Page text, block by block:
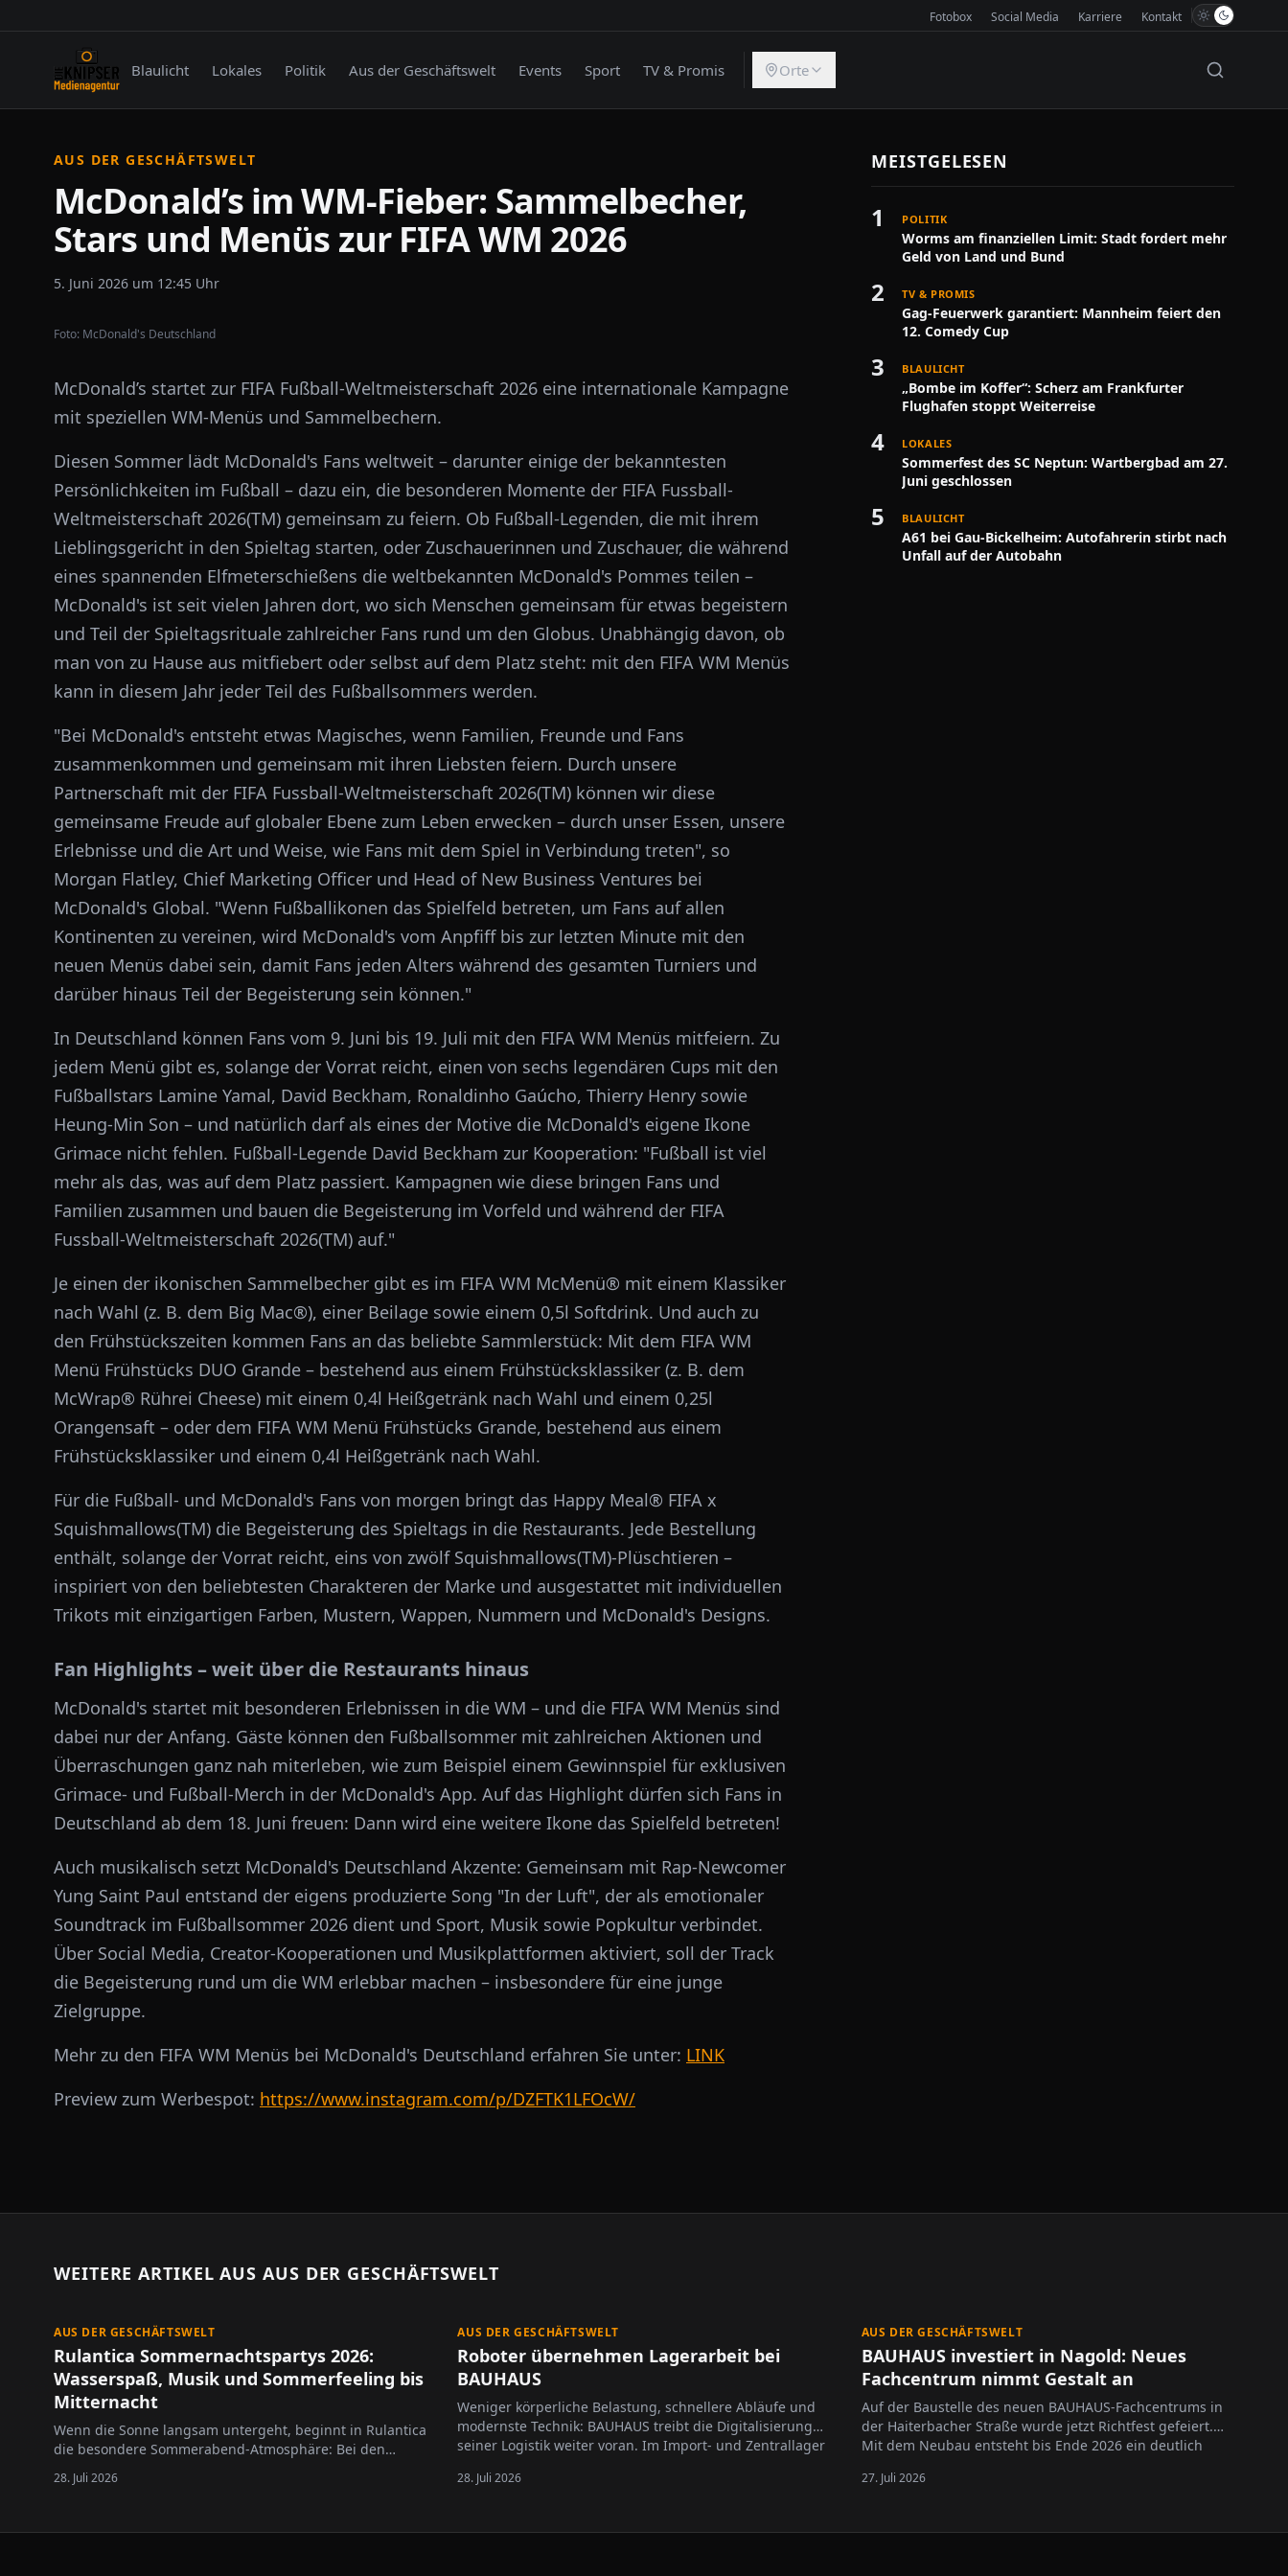
Fotobox Social Media Karriere Kontakt
Blaulicht Lokales Politik Aus der Geschäftswelt Events Sport TV & Promis Orte
AUS DER GESCHÄFTSWELT
McDonald’s im WM-Fieber: Sammelbecher,
Stars und Menüs zur FIFA WM 2026
5. Juni 2026 um 12:45 Uhr
Foto: McDonald's Deutschland
McDonald’s startet zur FIFA Fußball-Weltmeisterschaft 2026 eine internationale Kampagne
mit speziellen WM-Menüs und Sammelbechern.
Diesen Sommer lädt McDonald's Fans weltweit – darunter einige der bekanntesten
Persönlichkeiten im Fußball – dazu ein, die besonderen Momente der FIFA Fussball-
Weltmeisterschaft 2026(TM) gemeinsam zu feiern. Ob Fußball-Legenden, die mit ihrem
Lieblingsgericht in den Spieltag starten, oder Zuschauerinnen und Zuschauer, die während
eines spannenden Elfmeterschießens die weltbekannten McDonald's Pommes teilen –
McDonald's ist seit vielen Jahren dort, wo sich Menschen gemeinsam für etwas begeistern
und Teil der Spieltagsrituale zahlreicher Fans rund um den Globus. Unabhängig davon, ob
man von zu Hause aus mitfiebert oder selbst auf dem Platz steht: mit den FIFA WM Menüs
kann in diesem Jahr jeder Teil des Fußballsommers werden.
"Bei McDonald's entsteht etwas Magisches, wenn Familien, Freunde und Fans
zusammenkommen und gemeinsam mit ihren Liebsten feiern. Durch unsere
Partnerschaft mit der FIFA Fussball-Weltmeisterschaft 2026(TM) können wir diese
gemeinsame Freude auf globaler Ebene zum Leben erwecken – durch unser Essen, unsere
Erlebnisse und die Art und Weise, wie Fans mit dem Spiel in Verbindung treten", so
Morgan Flatley, Chief Marketing Officer und Head of New Business Ventures bei
McDonald's Global. "Wenn Fußballikonen das Spielfeld betreten, um Fans auf allen
Kontinenten zu vereinen, wird McDonald's vom Anpfiff bis zur letzten Minute mit den
neuen Menüs dabei sein, damit Fans jeden Alters während des gesamten Turniers und
darüber hinaus Teil der Begeisterung sein können."
In Deutschland können Fans vom 9. Juni bis 19. Juli mit den FIFA WM Menüs mitfeiern. Zu
jedem Menü gibt es, solange der Vorrat reicht, einen von sechs legendären Cups mit den
Fußballstars Lamine Yamal, David Beckham, Ronaldinho Gaúcho, Thierry Henry sowie
Heung-Min Son – und natürlich darf als eines der Motive die McDonald's eigene Ikone
Grimace nicht fehlen. Fußball-Legende David Beckham zur Kooperation: "Fußball ist viel
mehr als das, was auf dem Platz passiert. Kampagnen wie diese bringen Fans und
Familien zusammen und bauen die Begeisterung im Vorfeld und während der FIFA
Fussball-Weltmeisterschaft 2026(TM) auf."
Je einen der ikonischen Sammelbecher gibt es im FIFA WM McMenü® mit einem Klassiker
nach Wahl (z. B. dem Big Mac®), einer Beilage sowie einem 0,5l Softdrink. Und auch zu
den Frühstückszeiten kommen Fans an das beliebte Sammlerstück: Mit dem FIFA WM
Menü Frühstücks DUO Grande – bestehend aus einem Frühstücksklassiker (z. B. dem
McWrap® Rührei Cheese) mit einem 0,4l Heißgetränk nach Wahl und einem 0,25l
Orangensaft – oder dem FIFA WM Menü Frühstücks Grande, bestehend aus einem
Frühstücksklassiker und einem 0,4l Heißgetränk nach Wahl.
Für die Fußball- und McDonald's Fans von morgen bringt das Happy Meal® FIFA x
Squishmallows(TM) die Begeisterung des Spieltags in die Restaurants. Jede Bestellung
enthält, solange der Vorrat reicht, eins von zwölf Squishmallows(TM)-Plüschtieren –
inspiriert von den beliebtesten Charakteren der Marke und ausgestattet mit individuellen
Trikots mit einzigartigen Farben, Mustern, Wappen, Nummern und McDonald's Designs.
Fan Highlights – weit über die Restaurants hinaus
McDonald's startet mit besonderen Erlebnissen in die WM – und die FIFA WM Menüs sind
dabei nur der Anfang. Gäste können den Fußballsommer mit zahlreichen Aktionen und
Überraschungen ganz nah miterleben, wie zum Beispiel einem Gewinnspiel für exklusiven
Grimace- und Fußball-Merch in der McDonald's App. Auf das Highlight dürfen sich Fans in
Deutschland ab dem 18. Juni freuen: Dann wird eine weitere Ikone das Spielfeld betreten!
Auch musikalisch setzt McDonald's Deutschland Akzente: Gemeinsam mit Rap-Newcomer
Yung Saint Paul entstand der eigens produzierte Song "In der Luft", der als emotionaler
Soundtrack im Fußballsommer 2026 dient und Sport, Musik sowie Popkultur verbindet.
Über Social Media, Creator-Kooperationen und Musikplattformen aktiviert, soll der Track
die Begeisterung rund um die WM erlebbar machen – insbesondere für eine junge
Zielgruppe.
Mehr zu den FIFA WM Menüs bei McDonald's Deutschland erfahren Sie unter: LINK
Preview zum Werbespot: https://www.instagram.com/p/DZFTK1LFOcW/
MEISTGELESEN
1 POLITIK
Worms am finanziellen Limit: Stadt fordert mehr
Geld von Land und Bund
2 TV & PROMIS
Gag-Feuerwerk garantiert: Mannheim feiert den
12. Comedy Cup
3 BLAULICHT
„Bombe im Koffer“: Scherz am Frankfurter
Flughafen stoppt Weiterreise
4 LOKALES
Sommerfest des SC Neptun: Wartbergbad am 27.
Juni geschlossen
5 BLAULICHT
A61 bei Gau-Bickelheim: Autofahrerin stirbt nach
Unfall auf der Autobahn
WEITERE ARTIKEL AUS AUS DER GESCHÄFTSWELT
AUS DER GESCHÄFTSWELT
Rulantica Sommernachtspartys 2026:
Wasserspaß, Musik und Sommerfeeling bis
Mitternacht
Wenn die Sonne langsam untergeht, beginnt in Rulantica
die besondere Sommerabend-Atmosphäre: Bei den
Sommernachtspartys 2026, präsentiert von HITRADIO
OHR, bleibt die Wasserwelt des Europa-Park an vier
28. Juli 2026
AUS DER GESCHÄFTSWELT
Roboter übernehmen Lagerarbeit bei
BAUHAUS
Weniger körperliche Belastung, schnellere Abläufe und
modernste Technik: BAUHAUS treibt die Digitalisierung
seiner Logistik weiter voran. Im Import- und Zentrallager
Technologieunternehmens XYZ Robotics zum…
28. Juli 2026
AUS DER GESCHÄFTSWELT
BAUHAUS investiert in Nagold: Neues
Fachcentrum nimmt Gestalt an
Auf der Baustelle des neuen BAUHAUS-Fachcentrums in
der Haiterbacher Straße wurde jetzt Richtfest gefeiert.
Mit dem Neubau entsteht bis Ende 2026 ein deutlich
unmittelbarer Nähe ersetzen wird. Neben einer
27. Juli 2026